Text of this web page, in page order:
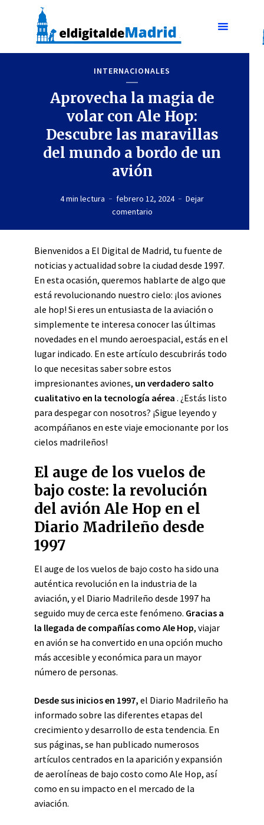
INTERNACIONALES
Aprovecha la magia de
volar con Ale Hop:
Descubre las maravillas
del mundo a bordo de un
avión
4 min lectura febrero 12, 2024
Dejar
comentario
Bienvenidos a El Digital de Madrid, tu fuente de
noticias y actualidad sobre la ciudad desde 1997.
En esta ocasión, queremos hablarte de algo que
está revolucionando nuestro cielo: ¡los aviones
ale hop! Si eres un entusiasta de la aviación o
simplemente te interesa conocer las últimas
novedades en el mundo aeroespacial, estás en el
lugar indicado. En este artículo descubrirás todo
lo que necesitas saber sobre estos
impresionantes aviones, un verdadero salto
cualitativo en la tecnología aérea . ¿Estás listo
para despegar con nosotros? ¡Sigue leyendo y
acompáñanos en este viaje emocionante por los
cielos madrileños!
El auge de los vuelos de
bajo coste: la revolución
del avión Ale Hop en el
Diario Madrileño desde
1997
El auge de los vuelos de bajo costo ha sido una
auténtica revolución en la industria de la
aviación, y el Diario Madrileño desde 1997 ha
seguido muy de cerca este fenómeno. Gracias a
la llegada de compañías como Ale Hop, viajar
en avión se ha convertido en una opción mucho
más accesible y económica para un mayor
número de personas.
Desde sus inicios en 1997, el Diario Madrileño ha
informado sobre las diferentes etapas del
crecimiento y desarrollo de esta tendencia. En
sus páginas, se han publicado numerosos
artículos centrados en la aparición y expansión
de aerolíneas de bajo costo como Ale Hop, así
como en su impacto en el mercado de la
aviación.